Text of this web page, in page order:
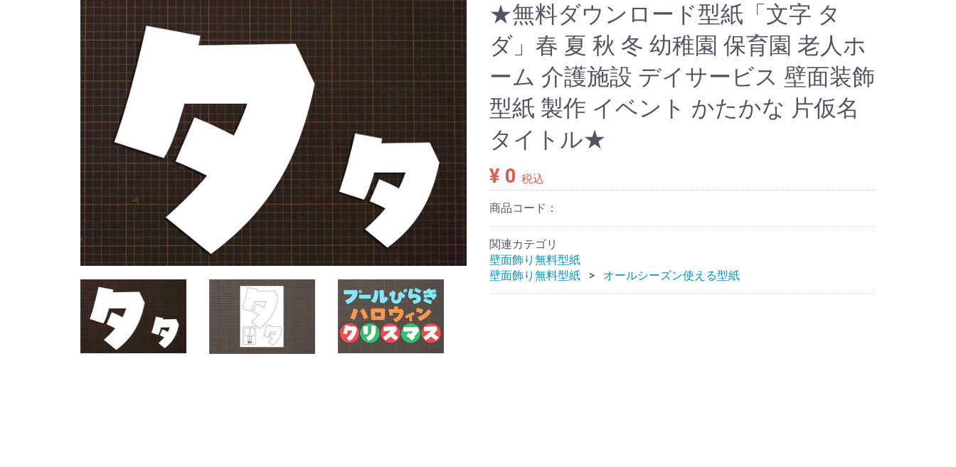
★無料ダウンロード型紙「文字 タ
ダ」春 夏 秋 冬 幼稚園 保育園 老人ホ
ーム 介護施設 デイサービス 壁面装飾
型紙 製作 イベント かたかな 片仮名
タイトル★
¥ 0 税込
商品コード：
関連カテゴリ
壁面飾り無料型紙
壁面飾り無料型紙
オールシーズン使える型紙